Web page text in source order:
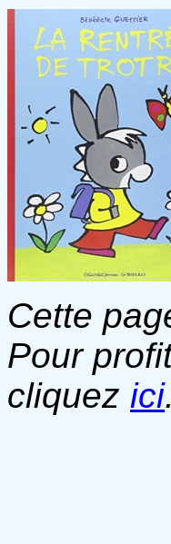
Cette
Pour
cliquez ici.